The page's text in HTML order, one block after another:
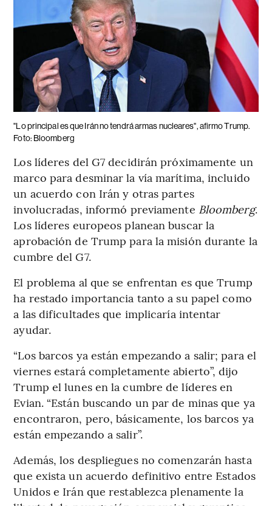
"Lo principal es que Irán no tendrá armas nucleares", afirmo Trump.
Foto: Bloomberg
Los líderes del G7 decidirán próximamente un
marco para desminar la vía marítima, incluido
un acuerdo con Irán y otras partes
involucradas, informó previamente Bloomberg.
Los líderes europeos planean buscar la
aprobación de Trump para la misión durante la
cumbre del G7.
El problema al que se enfrentan es que Trump
ha restado importancia tanto a su papel como
a las dificultades que implicaría intentar
ayudar.
“Los barcos ya están empezando a salir; para el
viernes estará completamente abierto”, dijo
Trump el lunes en la cumbre de líderes en
Evian. “Están buscando un par de minas que ya
encontraron, pero, básicamente, los barcos ya
están empezando a salir”.
Además, los despliegues no comenzarán hasta
que exista un acuerdo definitivo entre Estados
Unidos e Irán que restablezca plenamente la